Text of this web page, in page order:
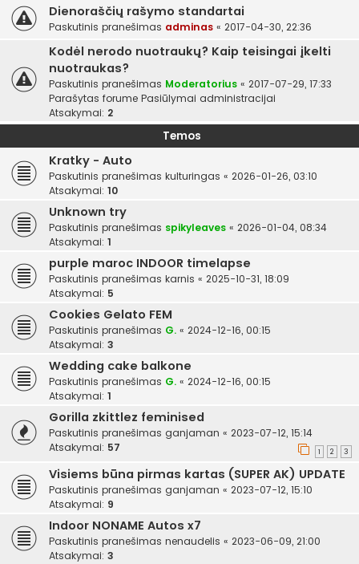
Dienoraščių rašymo standartai
Paskutinis pranešimas adminas « 2017-04-30, 22:36
Kodėl nerodo nuotraukų? Kaip teisingai įkelti
nuotraukas?
Paskutinis pranešimas Moderatorius « 2017-07-29, 17:33
Parašytas forume Pasiūlymai administracijai
Atsakymai: 2
Temos
Kratky - Auto
Paskutinis pranešimas kulturingas « 2026-01-26, 03:10
Atsakymai: 10
Unknown try
Paskutinis pranešimas spikyleaves « 2026-01-04, 08:34
Atsakymai: 1
purple maroc INDOOR timelapse
Paskutinis pranešimas karnis « 2025-10-31, 18:09
Atsakymai: 5
Cookies Gelato FEM
Paskutinis pranešimas G. « 2024-12-16, 00:15
Atsakymai: 3
Wedding cake balkone
Paskutinis pranešimas G. « 2024-12-16, 00:15
Atsakymai: 1
Gorilla zkittlez feminised
Paskutinis pranešimas ganjaman « 2023-07-12, 15:14
Atsakymai: 57 1 2 3
Visiems būna pirmas kartas (SUPER AK) UPDATE
Paskutinis pranešimas ganjaman « 2023-07-12, 15:10
Atsakymai: 9
Indoor NONAME Autos x7
Paskutinis pranešimas nenaudelis « 2023-06-09, 21:00
Atsakymai: 3